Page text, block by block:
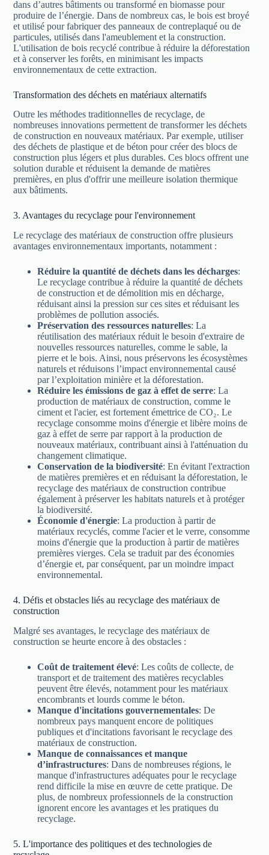
dans d’autres bâtiments ou transformé en biomasse pour
produire de l’énergie. Dans de nombreux cas, le bois est broyé
et utilisé pour fabriquer des panneaux de contreplaqué ou de
particules, utilisés dans l'ameublement et la construction.
L'utilisation de bois recyclé contribue à réduire la déforestation
et à conserver les forêts, en minimisant les impacts
environnementaux de cette extraction.
Transformation des déchets en matériaux alternatifs
Outre les méthodes traditionnelles de recyclage, de
nombreuses innovations permettent de transformer les déchets
de construction en nouveaux matériaux. Par exemple, utiliser
des déchets de plastique et de béton pour créer des blocs de
construction plus légers et plus durables. Ces blocs offrent une
solution durable et réduisent la demande de matières
premières, en plus d'offrir une meilleure isolation thermique
aux bâtiments.
3. Avantages du recyclage pour l'environnement
Le recyclage des matériaux de construction offre plusieurs
avantages environnementaux importants, notamment :
Réduire la quantité de déchets dans les décharges:
Le recyclage contribue à réduire la quantité de déchets
de construction et de démolition mis en décharge,
réduisant ainsi la pression sur ces sites et réduisant les
problèmes de pollution associés.
Préservation des ressources naturelles: La
réutilisation des matériaux réduit le besoin d'extraire de
nouvelles ressources naturelles, comme le sable, la
pierre et le bois. Ainsi, nous préservons les écosystèmes
naturels et réduisons l’impact environnemental causé
par l’exploitation minière et la déforestation.
Réduire les émissions de gaz à effet de serre: La
production de matériaux de construction, comme le
ciment et l'acier, est fortement émettrice de CO₂. Le
recyclage consomme moins d'énergie et libère moins de
gaz à effet de serre par rapport à la production de
nouveaux matériaux, contribuant ainsi à l'atténuation du
changement climatique.
Conservation de la biodiversité: En évitant l'extraction
de matières premières et en réduisant la déforestation, le
recyclage des matériaux de construction contribue
également à préserver les habitats naturels et à protéger
la biodiversité.
Économie d'énergie: La production à partir de
matériaux recyclés, comme l'acier et le verre, consomme
moins d'énergie que la production à partir de matières
premières vierges. Cela se traduit par des économies
d’énergie et, par conséquent, par un moindre impact
environnemental.
4. Défis et obstacles liés au recyclage des matériaux de
construction
Malgré ses avantages, le recyclage des matériaux de
construction se heurte encore à des obstacles :
Coût de traitement élevé: Les coûts de collecte, de
transport et de traitement des matières recyclables
peuvent être élevés, notamment pour les matériaux
encombrants et lourds comme le béton.
Manque d'incitations gouvernementales: De
nombreux pays manquent encore de politiques
publiques et d'incitations favorisant le recyclage des
matériaux de construction.
Manque de connaissances et manque
d’infrastructures: Dans de nombreuses régions, le
manque d'infrastructures adéquates pour le recyclage
rend difficile la mise en œuvre de cette pratique. De
plus, de nombreux professionnels de la construction
ignorent encore les avantages et les pratiques du
recyclage.
5. L'importance des politiques et des technologies de